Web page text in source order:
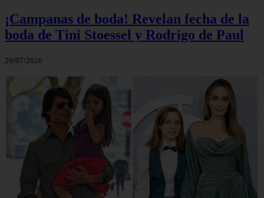
¡Campanas de boda! Revelan fecha de la
boda de Tini Stoessel y Rodrigo de Paul
29/07/2026